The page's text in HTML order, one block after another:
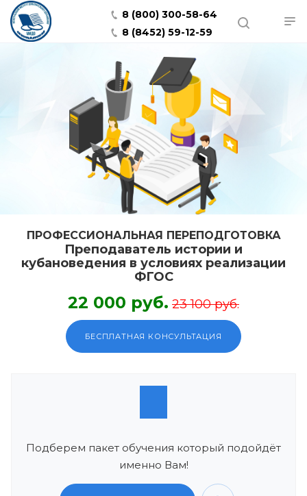
8 (800) 300-58-64
8 (8452) 59-12-59
ПРОФЕССИОНАЛЬНАЯ ПЕРЕПОДГОТОВКА
Преподаватель истории и
кубановедения в условиях реализации
ФГОС
22 000 руб. 23 100 руб.
БЕСПЛАТНАЯ КОНСУЛЬТАЦИЯ
Подберем пакет обучения который подойдёт
именно Вам!